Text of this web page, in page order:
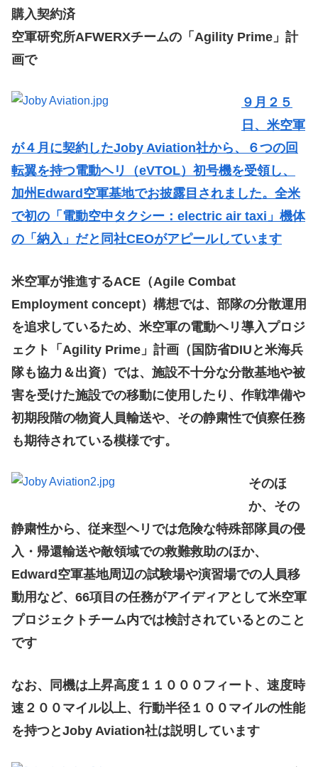
購入契約済
空軍研究所AFWERXチームの「Agility Prime」計
画で
９月２５
日、米空軍
が４月に契約したJoby Aviation社から、６つの回
転翼を持つ電動ヘリ（eVTOL）初号機を受領し、
加州Edward空軍基地でお披露目されました。全米
で初の「電動空中タクシー：electric air taxi」機体
の「納入」だと同社CEOがアピールしています
米空軍が推進するACE（Agile Combat
Employment concept）構想では、部隊の分散運用
を追求しているため、米空軍の電動ヘリ導入プロジ
ェクト「Agility Prime」計画（国防省DIUと米海兵
隊も協力＆出資）では、施設不十分な分散基地や被
害を受けた施設での移動に使用したり、作戦準備や
初期段階の物資人員輸送や、その静粛性で偵察任務
も期待されている模様です。
そのほ
か、その
静粛性から、従来型ヘリでは危険な特殊部隊員の侵
入・帰還輸送や敵領域での救難救助のほか、
Edward空軍基地周辺の試験場や演習場での人員移
動用など、66項目の任務がアイディアとして米空軍
プロジェクトチーム内では検討されているとのこと
です
なお、同機は上昇高度１１０００フィート、速度時
速２００マイル以上、行動半径１００マイルの性能
を持つとJoby Aviation社は説明しています